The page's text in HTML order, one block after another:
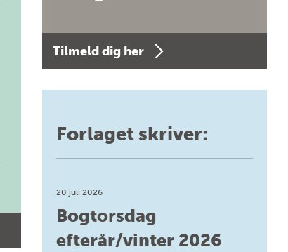
Tilmeld dig her
Forlaget skriver:
20 juli 2026
Bogtorsdag
efterår/vinter 2026